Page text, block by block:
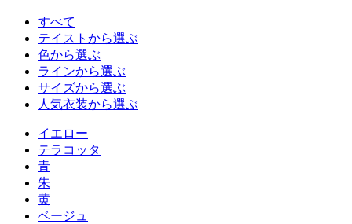
すべて
テイストから選ぶ
色から選ぶ
ラインから選ぶ
サイズから選ぶ
人気衣装から選ぶ
イエロー
テラコッタ
青
朱
黄
ベージュ